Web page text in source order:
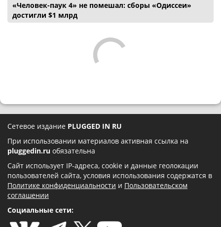
«Человек-паук 4» не помешал: сборы «Одиссеи»
достигли $1 млрд
Сетевое издание PLUGGED IN RU
При использовании материалов активная ссылка на
pluggedin.ru обязательна
Сайт использует IP-адреса, cookie и данные геолокации
пользователей сайта, условия использования содержатся в
Политике конфиденциальности и Пользовательском
соглашении
Социальные сети: